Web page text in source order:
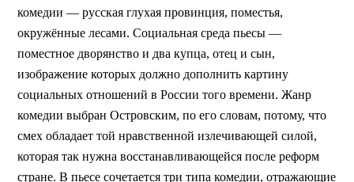
комедии — русская глухая провинция, поместья,
окружённые лесами. Социальная среда пьесы —
поместное дворянство и два купца, отец и сын,
изображение которых должно дополнить картину
социальных отношений в России того времени. Жанр
комедии выбран Островским, по его словам, потому, что
смех обладает той нравственной излечивающей силой,
которая так нужна восстанавливающейся после реформ
стране. В пьесе сочетается три типа комедии, отражающие